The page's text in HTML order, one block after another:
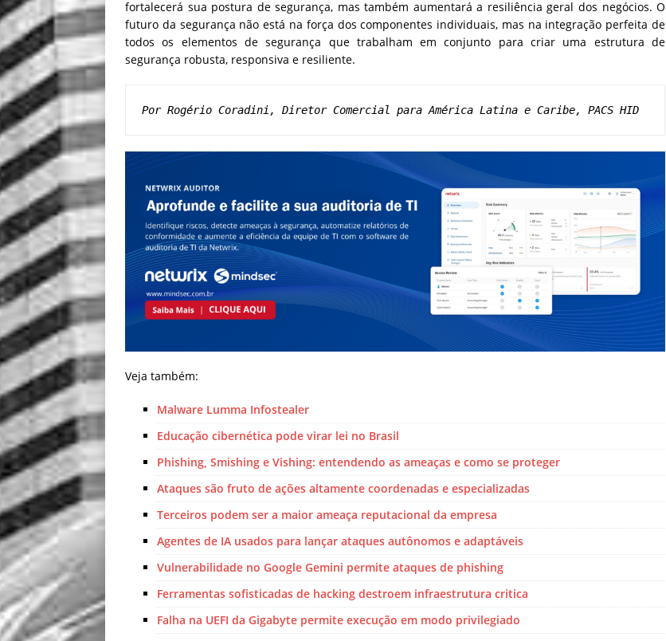
fortalecerá sua postura de segurança, mas também aumentará a resiliência geral dos negócios. O
futuro da segurança não está na força dos componentes individuais, mas na integração perfeita de
todos os elementos de segurança que trabalham em conjunto para criar uma estrutura de
segurança robusta, responsiva e resiliente.
Por Rogério Coradini, Diretor Comercial para América Latina e Caribe, PACS HID
Veja também:
Malware Lumma Infostealer
Educação cibernética pode virar lei no Brasil
Phishing, Smishing e Vishing: entendendo as ameaças e como se proteger
Ataques são fruto de ações altamente coordenadas e especializadas
Terceiros podem ser a maior ameaça reputacional da empresa
Agentes de IA usados para lançar ataques autônomos e adaptáveis
Vulnerabilidade no Google Gemini permite ataques de phishing
Ferramentas sofisticadas de hacking destroem infraestrutura critica
Falha na UEFI da Gigabyte permite execução em modo privilegiado